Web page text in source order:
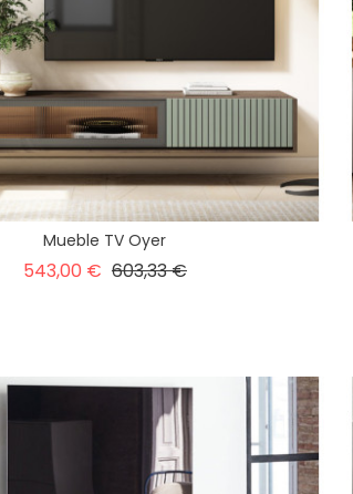
Mueble TV Oyer
543,00 € Precio
603,33 €Precio